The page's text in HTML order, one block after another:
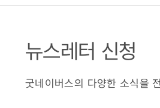
뉴스레터 신청
굿네이버스의 다양한 소식을